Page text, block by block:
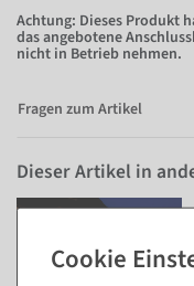
Achtung: Dieses Produkt
das angebotene
nicht in Betrieb nehmen.
Fragen zum Artikel
Dieser Artikel in